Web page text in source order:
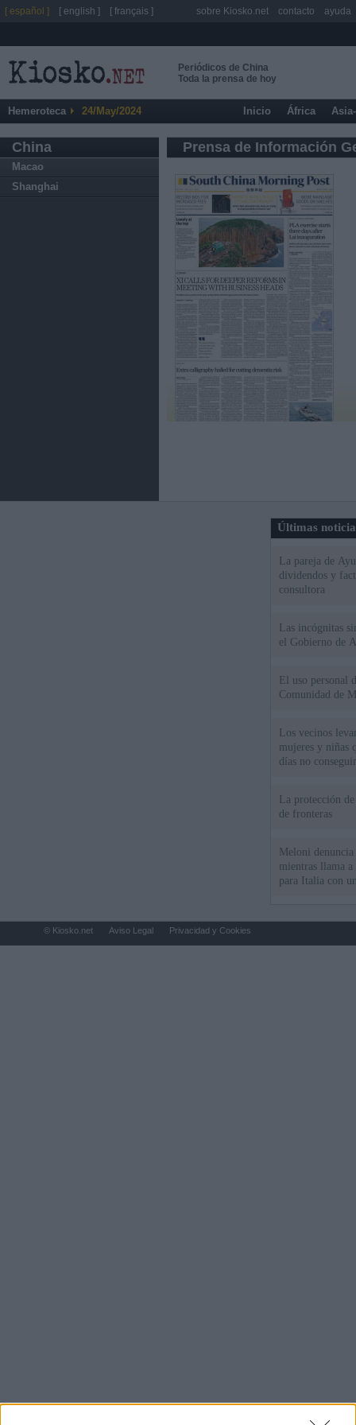
Periódicos de China
Toda la prensa de hoy
Hemeroteca 24/May/2024 Inicio África
China
Macao
Shanghai
Prensa de Información
Últimas
La pareja de
dividendos y
consultora
Las incógnitas
el Gobierno de
El uso personal
Comunidad de
Los vecinos
mujeres y niñas
días no
La protección
de fronteras
Meloni
mientras llama
para Italia con
[ español ] [ english ] [ français ] sobre Kiosko.net contacto ayuda
© Kiosko.net Aviso Legal Privacidad y Cookies